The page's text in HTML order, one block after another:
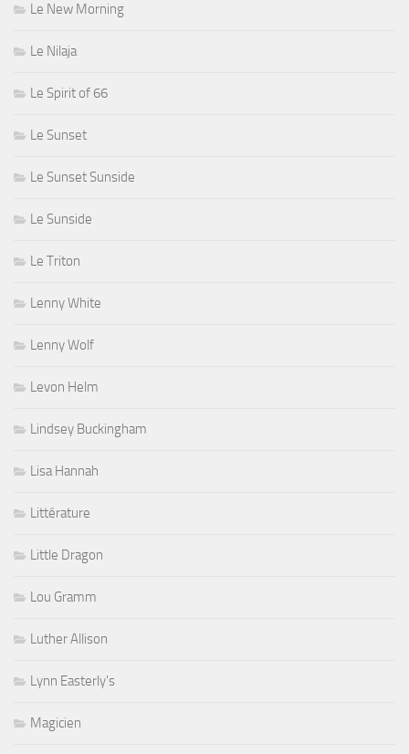
Le New Morning
Le Nilaja
Le Spirit of 66
Le Sunset
Le Sunset Sunside
Le Sunside
Le Triton
Lenny White
Lenny Wolf
Levon Helm
Lindsey Buckingham
Lisa Hannah
Littérature
Little Dragon
Lou Gramm
Luther Allison
Lynn Easterly's
Magicien